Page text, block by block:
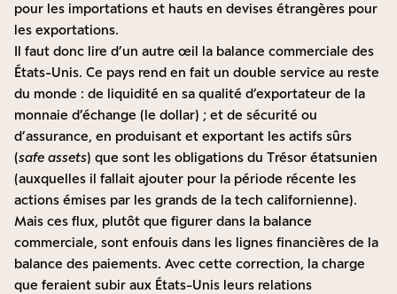
pour les importations et hauts en devises étrangères pour
les exportations.
Il faut donc lire d’un autre œil la balance commerciale des
États-Unis. Ce pays rend en fait un double service au reste
du monde : de liquidité en sa qualité d’exportateur de la
monnaie d’échange (le dollar) ; et de sécurité ou
d’assurance, en produisant et exportant les actifs sûrs
(safe assets) que sont les obligations du Trésor étatsunien
(auxquelles il fallait ajouter pour la période récente les
actions émises par les grands de la tech californienne).
Mais ces flux, plutôt que figurer dans la balance
commerciale, sont enfouis dans les lignes financières de la
balance des paiements. Avec cette correction, la charge
que feraient subir aux États-Unis leurs relations